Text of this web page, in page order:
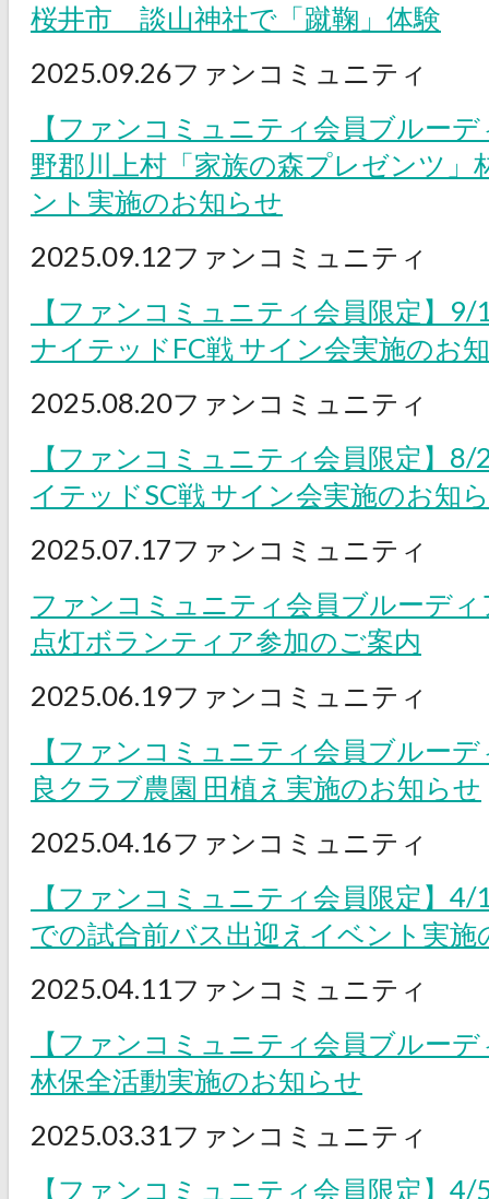
桜井市 談山神社で「蹴鞠」体験
2025.09.26ファンコミュニティ
【ファンコミュニティ会員ブルー
野郡川上村「家族の森プレゼンツ」
ント実施のお知らせ
2025.09.12ファンコミュニティ
【ファンコミュニティ会員限定】
ナイテッドFC戦 サイン会実施のお
2025.08.20ファンコミュニティ
【ファンコミュニティ会員限定】
イテッドSC戦 サイン会実施のお知
2025.07.17ファンコミュニティ
ファンコミュニティ会員ブルーデ
点灯ボランティア参加のご案内
2025.06.19ファンコミュニティ
【ファンコミュニティ会員ブルー
良クラブ農園 田植え実施のお知らせ
2025.04.16ファンコミュニティ
【ファンコミュニティ会員限定】
での試合前バス出迎えイベント実施
2025.04.11ファンコミュニティ
【ファンコミュニティ会員ブルー
林保全活動実施のお知らせ
2025.03.31ファンコミュニティ
【ファンコミュニティ会員限定】4/